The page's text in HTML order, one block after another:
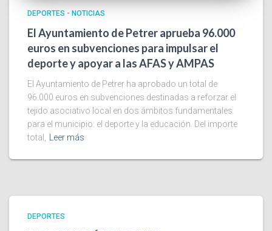
DEPORTES - NOTICIAS
El Ayuntamiento de Petrer aprueba 96.000
euros en subvenciones para impulsar el
deporte y apoyar a las AFAS y AMPAS
El Ayuntamiento de Petrer ha aprobado un total de
96.000 euros en subvenciones destinadas a reforzar el
tejido asociativo local en dos ámbitos fundamentales
para el municipio: el deporte y la educación. Del importe
total, Leer más
DEPORTES